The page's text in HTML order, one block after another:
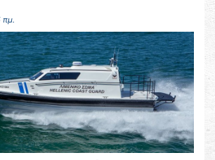
πμ.